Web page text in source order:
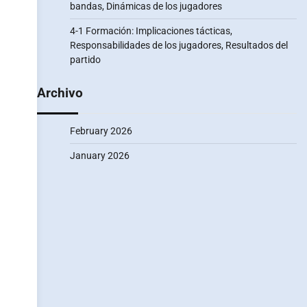
bandas, Dinámicas de los jugadores
4-1 Formación: Implicaciones tácticas,
Responsabilidades de los jugadores, Resultados del
partido
Archivo
February 2026
January 2026